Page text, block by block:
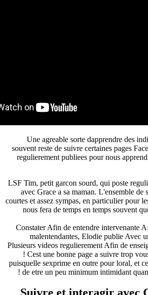
Une agreable sorte
souvent reste de suivre
regulierement
LSF Tim, petit garcon
avec Grace a sa
courtes et assez sympas,
nous fera de temps
Constater Afin de
malentendantes,
Plusieurs videos
! Cest une bonne
puisquelle sexprime en
de etre un peu